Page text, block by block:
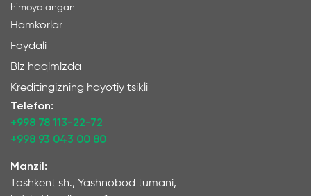
himoyalangan
Hamkorlar
Foydali
Biz haqimizda
Kreditingizning hayotiy tsikli
Telefon:
+998 78 113-22-72
+998 93 043 00 80
Manzil:
Toshkent sh., Yashnobod tumani,